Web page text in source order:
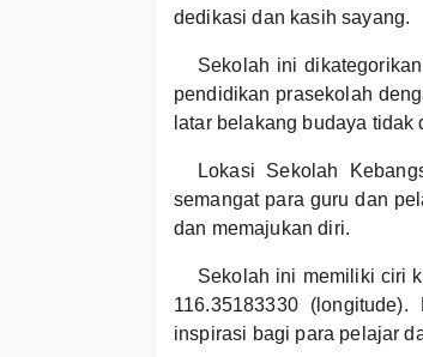
dedikasi dan kasih sayang.
Sekolah ini
pendidikan prasekolah
latar belakang budaya
Lokasi Sekolah
semangat para guru dan
dan memajukan diri.
Sekolah ini memiliki ciri
116.35183330
inspirasi bagi para pelajar